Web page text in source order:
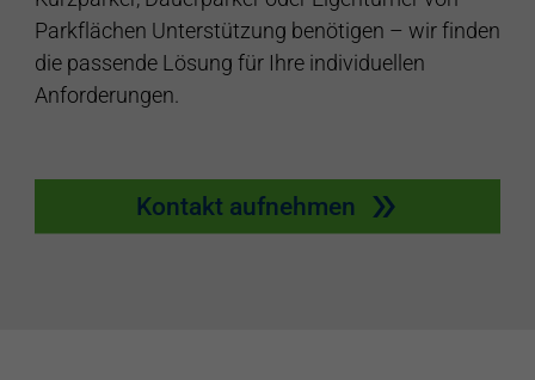
Parkflächen Unterstützung benötigen – wir finden
die passende Lösung für Ihre individuellen
Anforderungen.
Kontakt aufnehmen